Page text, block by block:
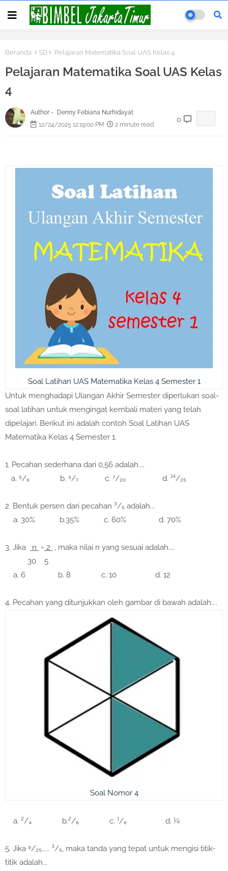
Beranda SD Pelajaran Matematika Soal UAS Kelas 4
Pelajaran Matematika Soal UAS Kelas
4
Author -
Denny Febiana Nurhidayat
12/24/2025 12:19:00 PM
2 minute read
0
Soal Latihan UAS Matematika Kelas 4 Semester 1
Untuk menghadapi Ulangan Akhir Semester diperlukan soal-
soal latihan untuk mengingat kembali materi yang telah
dipelajari. Berikut ini adalah contoh Soal Latihan UAS
Matematika Kelas 4 Semester 1.
1. Pecahan sederhana dari 0,56 adalah....
a. ⁵/₆ b. ⁵/₇ c. ⁷/₂₀ d. ¹⁴/₂₅
2. Bentuk persen dari pecahan ³/₅ adalah...
a. 30% b.35% c. 60% d. 70%
3. Jika n = 2 , maka nilai n yang sesuai adalah....
30 5
a. 6 b. 8 c. 10 d. 12
4. Pecahan yang ditunjukkan oleh gambar di bawah adalah....
Soal Nomor 4
a. ²/₄ b.²/₆ c. ¹/₆ d. ¼
5. Jika ⁹/₂₅..... ³/₅, maka tanda yang tepat untuk mengisi titik-
titik adalah...